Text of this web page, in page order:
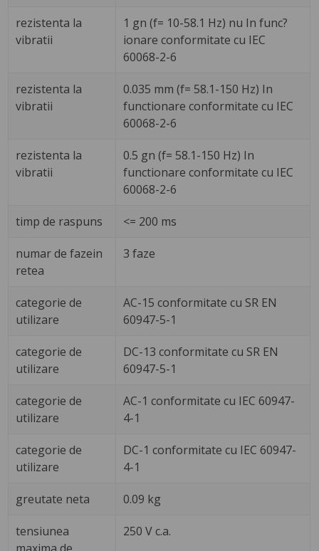
rezistenta la
vibratii
1 gn (f= 10-58.1 Hz) nu In func?
ionare conformitate cu IEC
60068-2-6
rezistenta la
vibratii
0.035 mm (f= 58.1-150 Hz) In
functionare conformitate cu IEC
60068-2-6
rezistenta la
vibratii
0.5 gn (f= 58.1-150 Hz) In
functionare conformitate cu IEC
60068-2-6
timp de raspuns <= 200 ms
numar de fazein
retea
3 faze
categorie de
utilizare
AC-15 conformitate cu SR EN
60947-5-1
categorie de
utilizare
DC-13 conformitate cu SR EN
60947-5-1
categorie de
utilizare
AC-1 conformitate cu IEC 60947-
4-1
categorie de
utilizare
DC-1 conformitate cu IEC 60947-
4-1
greutate neta 0.09 kg
tensiunea
250 V c.a.